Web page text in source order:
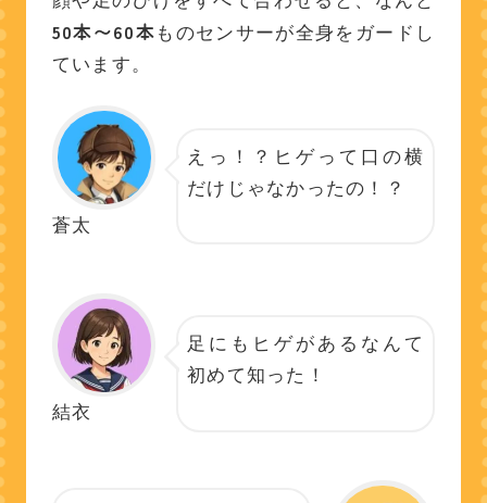
50本〜60本 ものセンサーが全身をガードし
ています。
蒼太
えっ！？ヒゲって口の横
だけじゃなかったの！？
結衣
足にもヒゲがあるなんて
初めて知った！